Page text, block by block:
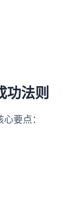
功法则
要点：